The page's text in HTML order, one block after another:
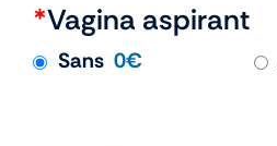
*Vagina aspirant
Sans 0€